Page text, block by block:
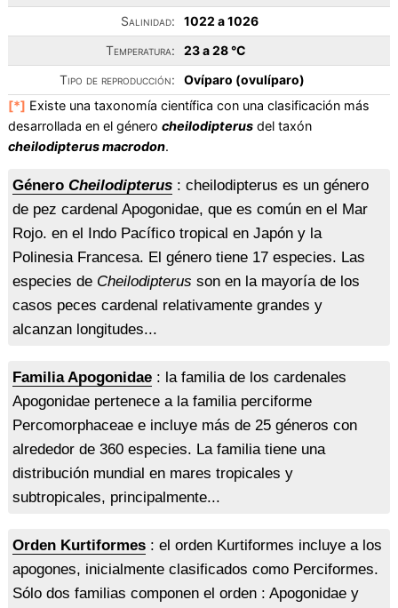
Salinidad:
1022 a 1026
Temperatura:
23 a 28 °C
Tipo de reproducción:
Ovíparo (ovulíparo)
[*] Existe una taxonomía científica con una clasificación más
desarrollada en el género cheilodipterusdel taxón
cheilodipterus macrodon.
Género Cheilodipterus: cheilodipterus es un género
de pez cardenal Apogonidae, que es común en el Mar
Rojo. en el Indo Pacífico tropical en Japón y la
Polinesia Francesa. El género tiene 17 especies. Las
especies de Cheilodipterus son en la mayoría de los
casos peces cardenal relativamente grandes y
alcanzan longitudes...
Familia Apogonidae: la familia de los cardenales
Apogonidae pertenece a la familia perciforme
Percomorphaceae e incluye más de 25 géneros con
alrededor de 360 especies. La familia tiene una
distribución mundial en mares tropicales y
subtropicales, principalmente...
Orden Kurtiformes: el orden Kurtiformes incluye a los
apogones, inicialmente clasificados como Perciformes.
Sólo dos familias componen el orden : Apogonidae y